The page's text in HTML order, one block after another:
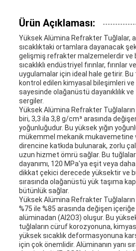
Ürün Açıklaması:
Yüksek Alümina Refrakter Tuğlalar,
sıcaklıktaki ortamlara dayanacak
gelişmiş refrakter malzemelerdir ve
sıcaklıklı endüstriyel fırınlar, fırınlar
uygulamalar için ideal hale getirir.
kontrol edilen kimyasal bileşimleri
sayesinde olağanüstü dayanıklılık ve
sergiler.
Yüksek Alümina Refrakter
biri, 3,3 ila 3,8 g/cm³ arasında
yoğunluğudur. Bu yüksek yığın
mükemmel mekanik mukavemetine
direncine katkıda bulunarak, zorlu
uzun hizmet ömrü sağlar. Bu
dayanımı, 120 MPa'ya eşit veya
dikkat çekici derecede yüksektir ve
sırasında olağanüstü yük taşıma
bütünlük sağlar.
Yüksek Alümina Refrakter
%75 ile %85 arasında değişen içeriğe
alüminadan (Al2O3) oluşur. Bu
tuğlaların cüruf korozyonuna,
yüksek sıcaklık deformasyonuna
için çok önemlidir. Alüminanın yanı